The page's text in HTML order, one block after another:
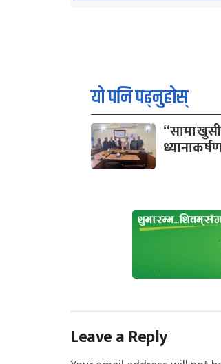
यो पनि पढ्नुहोस्
Leave a Reply